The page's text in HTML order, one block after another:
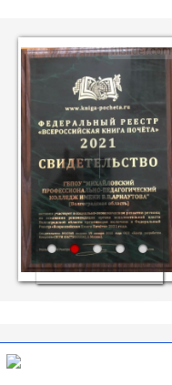
1 2 3 4 5
hislider.com